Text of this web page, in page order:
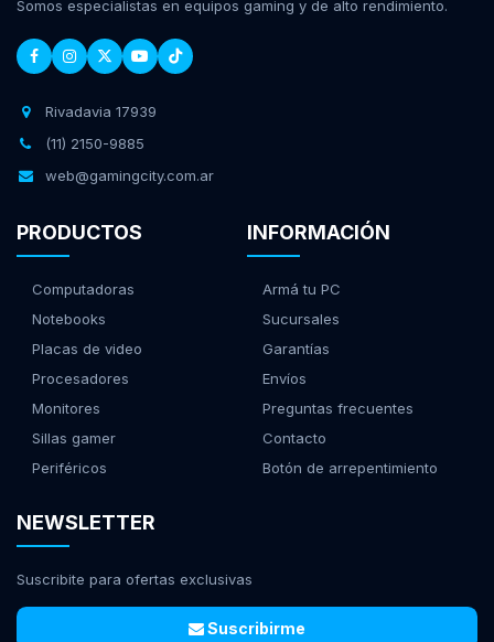
Somos especialistas en equipos gaming y de alto rendimiento.
Rivadavia 17939
(11) 2150-9885
web@gamingcity.com.ar
PRODUCTOS
Computadoras
Notebooks
Placas de video
Procesadores
Monitores
Sillas gamer
Periféricos
INFORMACIÓN
Armá tu PC
Sucursales
Garantías
Envíos
Preguntas frecuentes
Contacto
Botón de arrepentimiento
NEWSLETTER
Suscribite para ofertas exclusivas
Suscribirme